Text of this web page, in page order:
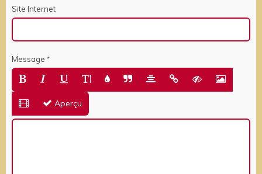
Site Internet
Message
Aperçu